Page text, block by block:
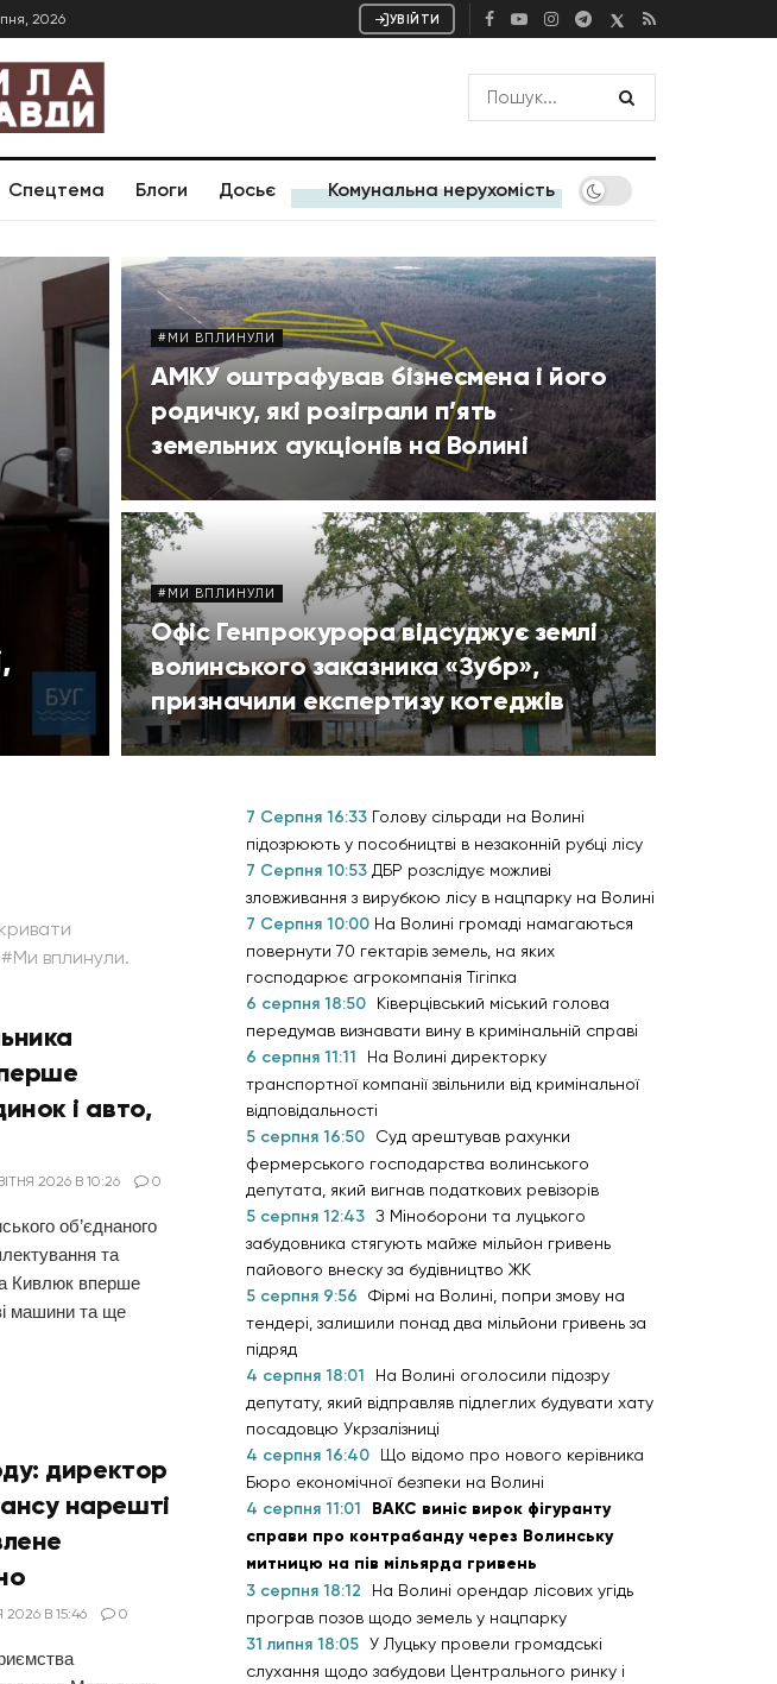
2026 УВІЙТИ
Спецтема Блоги Досьє Комунальна нерухомість
#МИ ВПЛИНУЛИ
АМКУ оштрафував бізнесмена і його
родичку, які розіграли п’ять
земельних аукціонів на Волині
#МИ ВПЛИНУЛИ
Офіс Генпрокурора відсуджує землі
волинського заказника «Зубр»,
призначили експертизу котеджів
вплинули.
і авто,
2026 В 10:26 0
об’єднаного
та
Кивлюк вперше
машини та ще
директор
нарешті
2026 В 15:46 0
7 Серпня 16:33 Голову сільради на Волині
підозрюють у пособництві в незаконній рубці лісу
7 Серпня 10:53 ДБР розслідує можливі
зловживання з вирубкою лісу в нацпарку на Волині
7 Серпня 10:00 На Волині громаді намагаються
повернути 70 гектарів земель, на яких
господарює агрокомпанія Тігіпка
6 серпня 18:50
Ківерцівський міський голова
передумав визнавати вину в кримінальній справі
6 серпня 11:11
На Волині директорку
транспортної компанії звільнили від кримінальної
відповідальності
5 серпня 16:50
Суд арештував рахунки
фермерського господарства волинського
депутата, який вигнав податкових ревізорів
5 серпня 12:43 З Міноборони та луцького
забудовника стягують майже мільйон гривень
пайового внеску за будівництво ЖК
5 серпня 9:56
Фірмі на Волині, попри змову на
тендері, залишили понад два мільйони гривень за
підряд
4 серпня 18:01
На Волині оголосили підозру
депутату, який відправляв підлеглих будувати хату
посадовцю Укрзалізниці
4 серпня 16:40
Що відомо про нового керівника
Бюро економічної безпеки на Волині
4 серпня 11:01
ВАКС виніс вирок фігуранту
справи про контрабанду через Волинську
митницю на пів мільярда гривень
3 серпня 18:12
На Волині орендар лісових угідь
програв позов щодо земель у нацпарку
31 липня 18:05 У Луцьку провели громадські
слухання щодо забудови Центрального ринку і